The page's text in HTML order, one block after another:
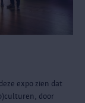
expo zien dat
door